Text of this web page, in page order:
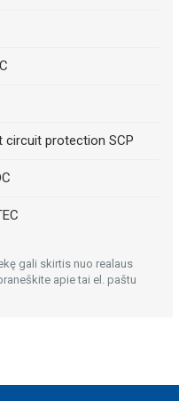
circuit protection SCP
gali skirtis nuo realaus
apie tai el. paštu